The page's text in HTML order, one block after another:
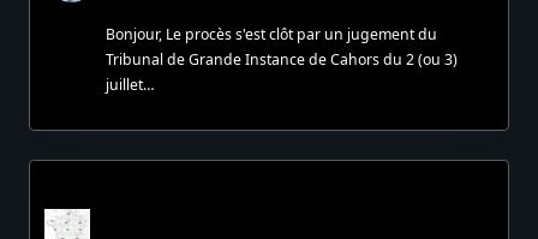
Bonjour, Le procès s'est clôt par un jugement du
Tribunal de Grande Instance de Cahors du 2 (ou 3)
juillet…